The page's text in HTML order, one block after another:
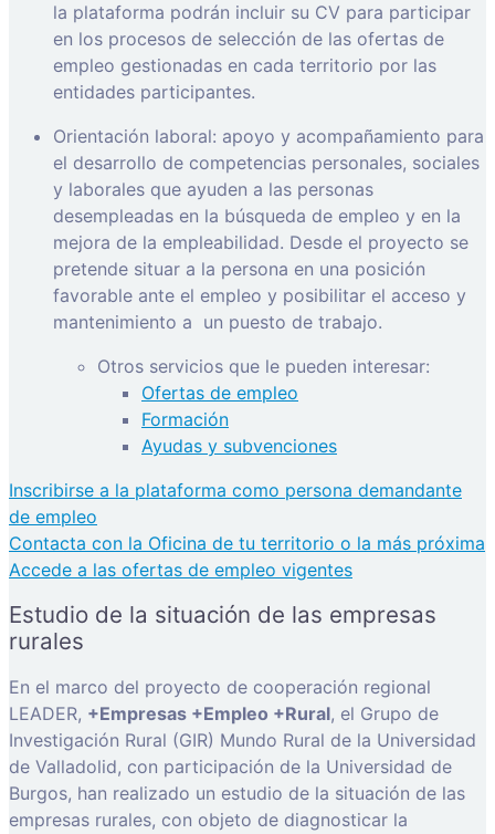
la plataforma podrán incluir su CV para participar
en los procesos de selección de las ofertas de
empleo gestionadas en cada territorio por las
entidades participantes.
Orientación laboral: apoyo y acompañamiento para
el desarrollo de competencias personales, sociales
y laborales que ayuden a las personas
desempleadas en la búsqueda de empleo y en la
mejora de la empleabilidad. Desde el proyecto se
pretende situar a la persona en una posición
favorable ante el empleo y posibilitar el acceso y
mantenimiento a un puesto de trabajo.
Otros servicios que le pueden interesar:
Ofertas de empleo
Formación
Ayudas y subvenciones
Inscribirse a la plataforma como persona demandante
de empleo
Contacta con la Oficina de tu territorio o la más próxima
Accede a las ofertas de empleo vigentes
Estudio de la situación de las empresas
rurales
En el marco del proyecto de cooperación regional
LEADER, +Empresas +Empleo +Rural, el Grupo de
Investigación Rural (GIR) Mundo Rural de la Universidad
de Valladolid, con participación de la Universidad de
Burgos, han realizado un estudio de la situación de las
empresas rurales, con objeto de diagnosticar la